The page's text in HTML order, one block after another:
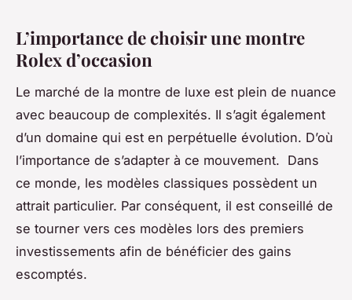
L’importance de choisir une montre
Rolex d’occasion
Le marché de la montre de luxe est plein de nuance
avec beaucoup de complexités. Il s’agit également
d’un domaine qui est en perpétuelle évolution. D’où
l’importance de s’adapter à ce mouvement. Dans
ce monde, les modèles classiques possèdent un
attrait particulier. Par conséquent, il est conseillé de
se tourner vers ces modèles lors des premiers
investissements afin de bénéficier des gains
escomptés.